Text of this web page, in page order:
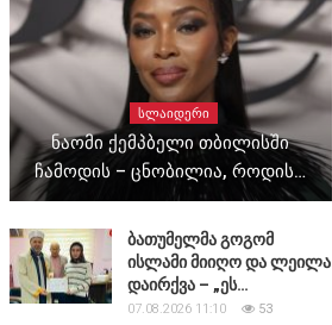
ᲡᲚᲐᲘᲓᲔᲠᲘ
Ნაომი Ქემპბელი Თბილისში
Ჩამოდის – Ცნობილია, Როდის…
ბათუმელმა გოგომ
ისლამი მიიღო და ლეილა
დაირქვა – „ეს…
07.08.2026 11:10 53